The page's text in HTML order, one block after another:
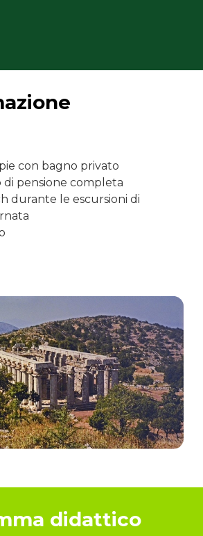
con bagno privato
pensione completa
durante le escursioni di
didattico